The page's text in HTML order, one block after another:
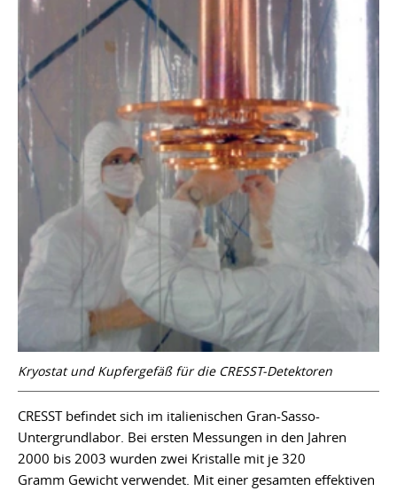
Kryostat und Kupfergefäß für die CRESST-Detektoren
CRESST befindet sich im italienischen Gran-Sasso-
Untergrundlabor. Bei ersten Messungen in den Jahren
2000 bis 2003 wurden zwei Kristalle mit je 320
Gramm Gewicht verwendet. Mit einer gesamten effektiven